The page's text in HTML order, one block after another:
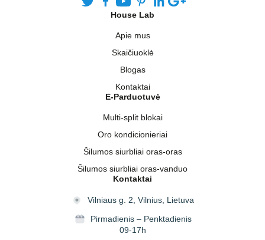
House Lab
Apie mus
Skaičiuoklė
Blogas
Kontaktai
E-Parduotuvė
Multi-split blokai
Oro kondicionieriai
Šilumos siurbliai oras-oras
Šilumos siurbliai oras-vanduo
Kontaktai
Vilniaus g. 2, Vilnius, Lietuva
Pirmadienis – Penktadienis
09-17h